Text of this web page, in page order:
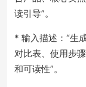
读引导”。
* 输入描述：“生
对比表、使用步
和可读性”。